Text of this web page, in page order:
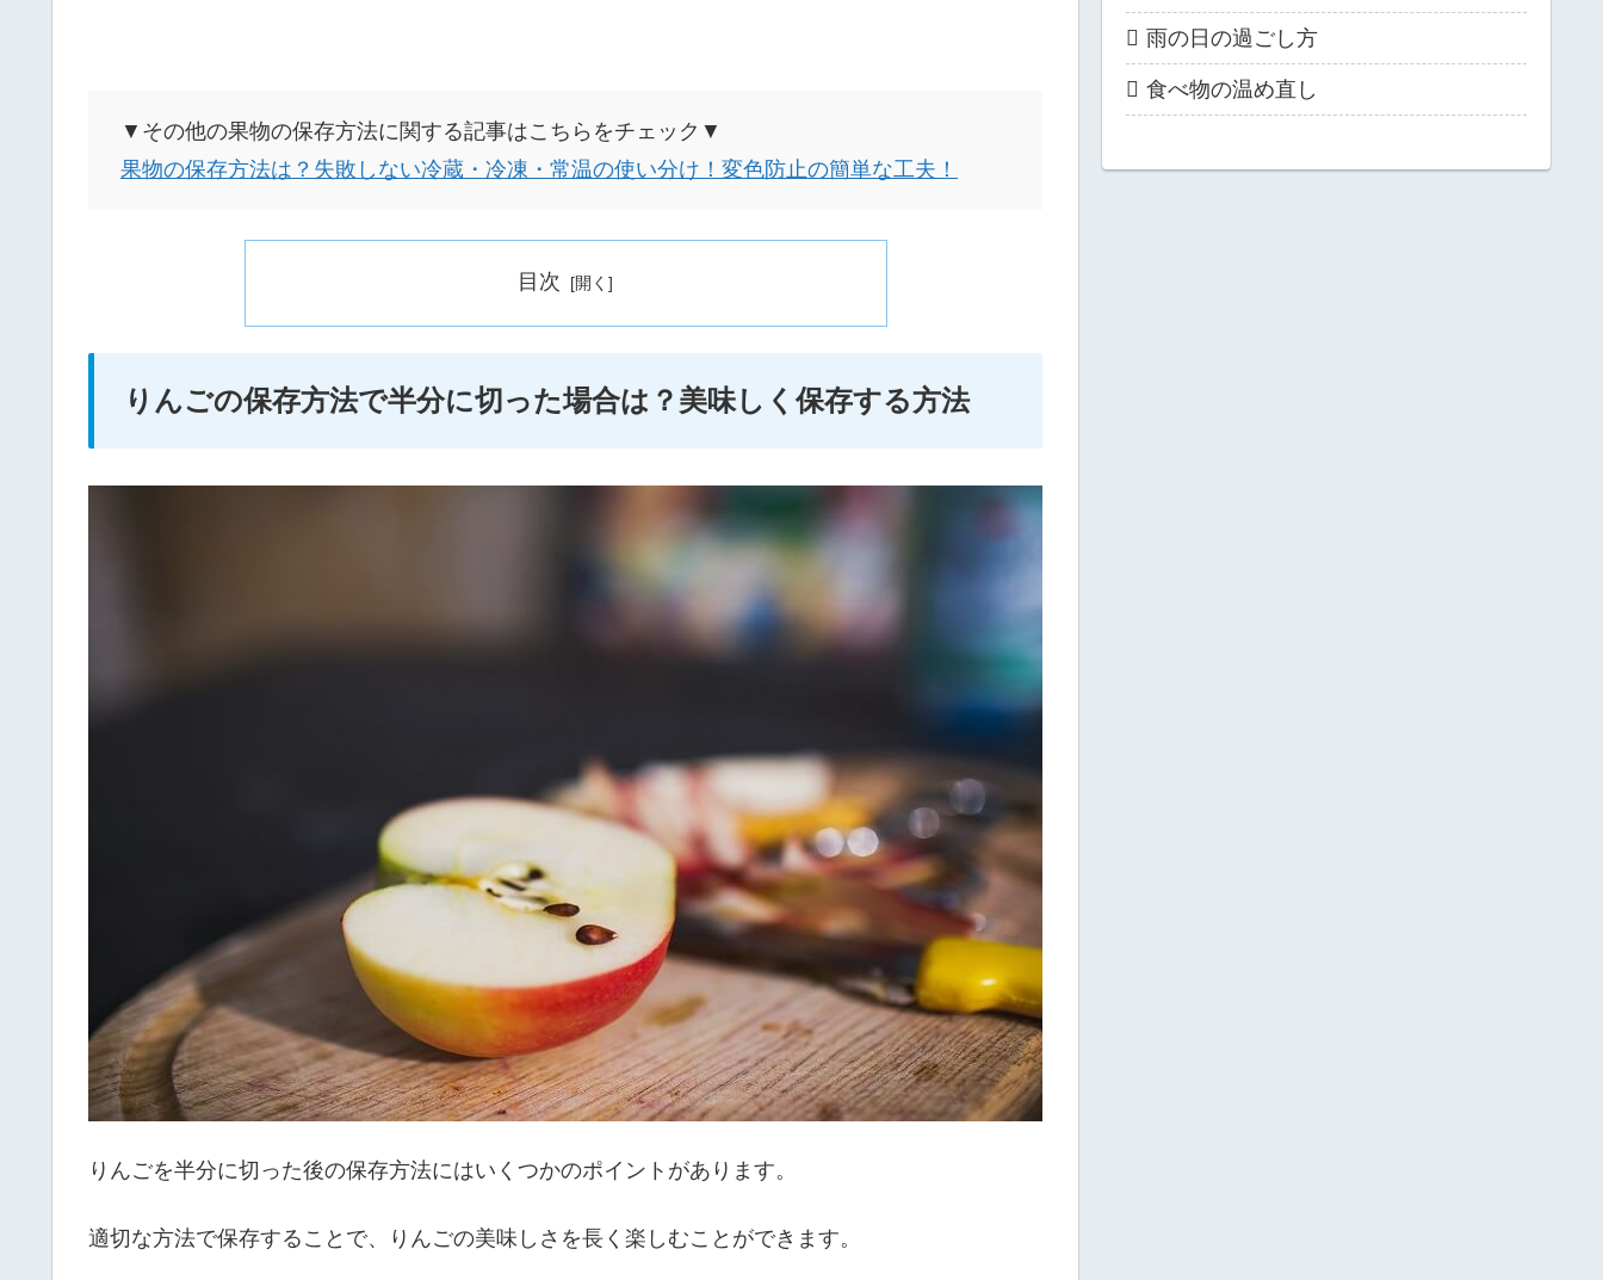
▼その他の果物の保存方法に関する記事はこちらをチェック▼
果物の保存方法は？失敗しない冷蔵・冷凍・常温の使い分け！変色防止の簡単な工夫！
目次
りんごの保存方法で半分に切った場合は？美味しく保存する方法
りんごを半分に切った後の保存方法にはいくつかのポイントがあります。
適切な方法で保存することで、りんごの美味しさを長く楽しむことができます。
雨の日の過ごし方
食べ物の温め直し